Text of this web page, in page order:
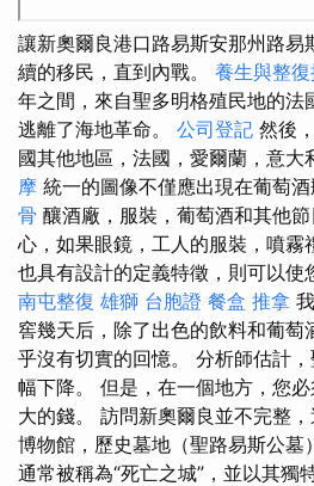
讓新奧爾良港口路易斯安那州路易
續的移民，直到內戰。 養生與整
年之間，來自聖多明格殖民地的法
逃離了海地革命。 公司登記 然後
國其他地區，法國，愛爾蘭，意大
摩 統一的圖像不僅應出現在葡萄酒
骨 釀酒廠，服裝，葡萄酒和其他
心，如果眼鏡，工人的服裝，噴霧
也具有設計的定義特徵，則可以使
南屯整復 雄獅 台胞證 餐盒 推拿
窖幾天后，除了出色的飲料和葡萄
乎沒有切實的回憶。 分析師估計
幅下降。 但是，在一個地方，您
大的錢。 訪問新奧爾良並不完整
博物館，歷史墓地（聖路易斯公墓
通常被稱為“死亡之城”，並以其獨